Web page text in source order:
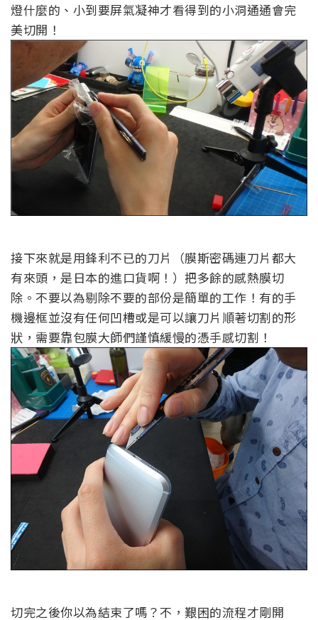
燈什麼的、小到要屏氣凝神才看得到的小洞通通會完
美切開！
接下來就是用鋒利不已的刀片（膜斯密碼連刀片都大
有來頭，是日本的進口貨啊！）把多餘的感熱膜切
除。不要以為剔除不要的部份是簡單的工作！有的手
機邊框並沒有任何凹槽或是可以讓刀片順著切割的形
狀，需要靠包膜大師們謹慎緩慢的憑手感切割！
切完之後你以為結束了嗎？不，艱困的流程才剛開